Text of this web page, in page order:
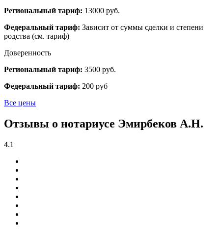
Региональный тариф: 13000 руб.
Федеральный тариф: Зависит от суммы сделки и степени
родства (см. тариф)
Доверенность
Региональный тариф: 3500 руб.
Федеральный тариф: 200 руб
Все цены
Отзывы о нотариусе Эмирбеков А.Н.
4.1